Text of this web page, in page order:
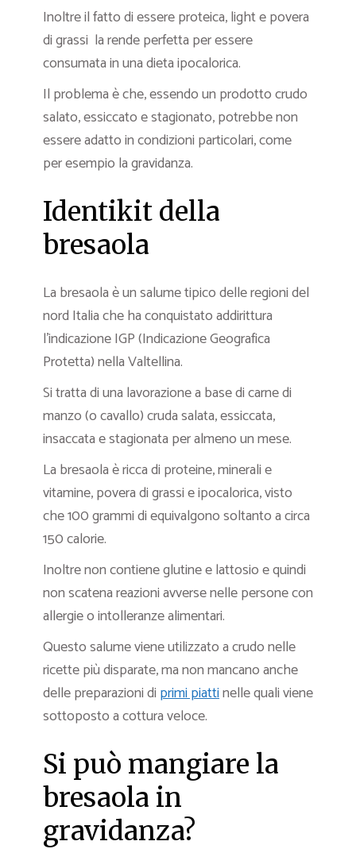
Inoltre il fatto di essere proteica, light e povera
di grassi la rende perfetta per essere
consumata in una dieta ipocalorica.
Il problema è che, essendo un prodotto crudo
salato, essiccato e stagionato, potrebbe non
essere adatto in condizioni particolari, come
per esempio la gravidanza.
Identikit della
bresaola
La bresaola è un salume tipico delle regioni del
nord Italia che ha conquistato addirittura
l’indicazione IGP (Indicazione Geografica
Protetta) nella Valtellina.
Si tratta di una lavorazione a base di carne di
manzo (o cavallo) cruda salata, essiccata,
insaccata e stagionata per almeno un mese.
La bresaola è ricca di proteine, minerali e
vitamine, povera di grassi e ipocalorica, visto
che 100 grammi di equivalgono soltanto a circa
150 calorie.
Inoltre non contiene glutine e lattosio e quindi
non scatena reazioni avverse nelle persone con
allergie o intolleranze alimentari.
Questo salume viene utilizzato a crudo nelle
ricette più disparate, ma non mancano anche
delle preparazioni di primi piattinelle quali viene
sottoposto a cottura veloce.
Si può mangiare la
bresaola in
gravidanza?